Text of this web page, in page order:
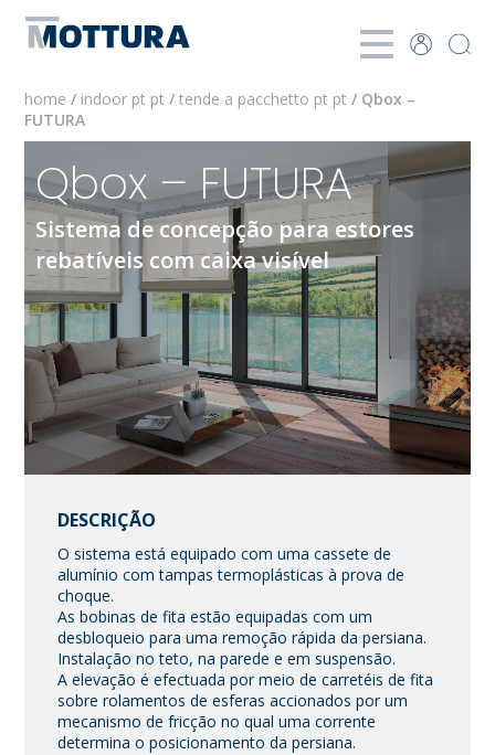
home / indoor pt pt /tende a pacchetto pt pt / Qbox –
FUTURA
Qbox – FUTURA
Sistema de concepção para estores
rebatíveis com caixa visível
DESCRIÇÃO
O sistema está equipado com uma cassete de
alumínio com tampas termoplásticas à prova de
choque.
As bobinas de fita estão equipadas com um
desbloqueio para uma remoção rápida da persiana.
Instalação no teto, na parede e em suspensão.
A elevação é efectuada por meio de carretéis de fita
sobre rolamentos de esferas accionados por um
mecanismo de fricção no qual uma corrente
determina o posicionamento da persiana.